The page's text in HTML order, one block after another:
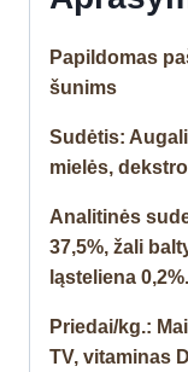
Papildomas
šunims
Sudėtis:
mielės,
Analitinės
37,5%, žali
ląsteliena 0,2%.
Priedai/kg.:
TV, vitaminas